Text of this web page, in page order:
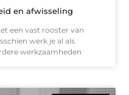
en afwisseling
een vast rooster van
werk je al als
werkzaamheden